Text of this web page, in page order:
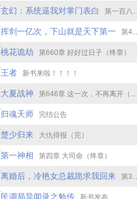
玄幻：系统逼我对掌门表白 第一百八十四章 梦醒大结局
挥剑一亿次，下山就是天下第一 第45章 大仇得报！（全书完）
桃花诡劫 第660章 好好过日子（终章）
王者 新书来啦！！！！
大夏战神 第646章 这一次，不再离开（大结局）
归魂天师 完结公告
楚少归来 大仇得报（完）
第一神相 第四章 大司命（终章）
离婚后，冷艳女总裁跪求我回来 第39章 大结局
民调局异闻录之勉传 新书发布